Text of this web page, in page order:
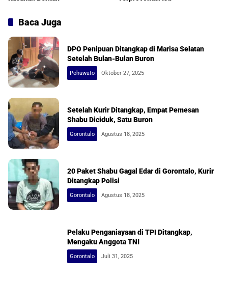
Baca Juga
DPO Penipuan Ditangkap di Marisa Selatan
Setelah Bulan-Bulan Buron
Pohuwato Oktober 27, 2025
Setelah Kurir Ditangkap, Empat Pemesan
Shabu Diciduk, Satu Buron
Gorontalo Agustus 18, 2025
20 Paket Shabu Gagal Edar di Gorontalo, Kurir
Ditangkap Polisi
Gorontalo Agustus 18, 2025
Pelaku Penganiayaan di TPI Ditangkap,
Mengaku Anggota TNI
Gorontalo Juli 31, 2025